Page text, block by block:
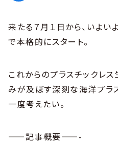
来たる７月１日から、いよ
で本格的にスタート。
これからのプラスチックレ
みが及ぼす深刻な海洋プラ
一度考えたい。
——記事概要——-